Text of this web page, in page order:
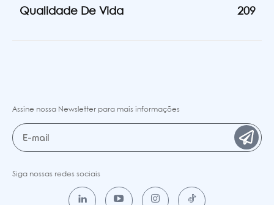
Qualidade De Vida
209
Assine nossa Newsletter para mais informações
Siga nossas redes sociais